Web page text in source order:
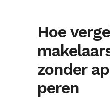
Hoe
zonder
peren